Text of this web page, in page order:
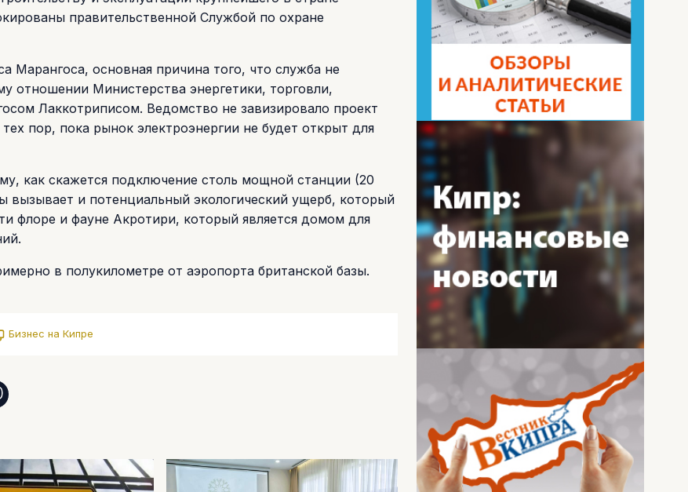
правительственной Службой по охране
основная причина того, что служба не
отношении Министерства энергетики, торговли,
Лаккотриписом. Ведомство не завизировало проект
пор, пока рынок электроэнергии не будет открыт для
как скажется подключение столь мощной станции (20
вызывает и потенциальный экологический ущерб, который
флоре и фауне Акротири, который является домом для
в полукилометре от аэропорта британской базы.
Бизнес на Кипре